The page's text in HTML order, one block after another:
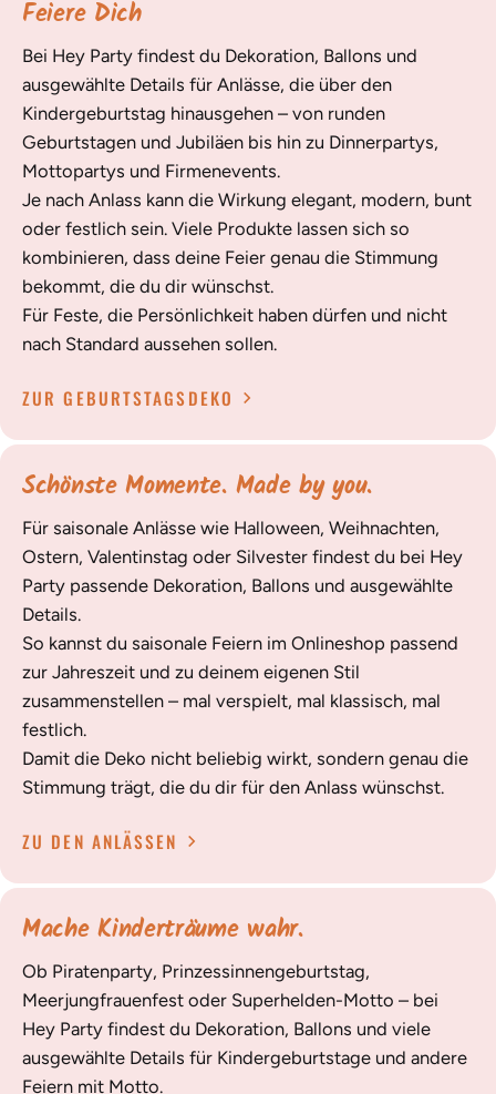
Feiere Dich
Bei Hey Party findest du Dekoration, Ballons und
ausgewählte Details für Anlässe, die über den
Kindergeburtstag hinausgehen – von runden
Geburtstagen und Jubiläen bis hin zu Dinnerpartys,
Mottopartys und Firmenevents.
Je nach Anlass kann die Wirkung elegant, modern, bunt
oder festlich sein. Viele Produkte lassen sich so
kombinieren, dass deine Feier genau die Stimmung
bekommt, die du dir wünschst.
Für Feste, die Persönlichkeit haben dürfen und nicht
nach Standard aussehen sollen.
ZUR GEBURTSTAGSDEKO
Schönste Momente. Made by you.
Für saisonale Anlässe wie Halloween, Weihnachten,
Ostern, Valentinstag oder Silvester findest du bei Hey
Party passende Dekoration, Ballons und ausgewählte
Details.
So kannst du saisonale Feiern im Onlineshop passend
zur Jahreszeit und zu deinem eigenen Stil
zusammenstellen – mal verspielt, mal klassisch, mal
festlich.
Damit die Deko nicht beliebig wirkt, sondern genau die
Stimmung trägt, die du dir für den Anlass wünschst.
ZU DEN ANLÄSSEN
Mache Kinderträume wahr.
Ob Piratenparty, Prinzessinnengeburtstag,
Meerjungfrauenfest oder Superhelden-Motto – bei
Hey Party findest du Dekoration, Ballons und viele
ausgewählte Details für Kindergeburtstage und andere
Feiern mit Motto.